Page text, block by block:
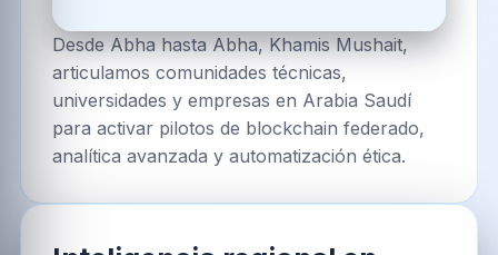
Desde Abha hasta Abha, Khamis Mushait,
articulamos comunidades técnicas,
universidades y empresas en Arabia Saudí
para activar pilotos de blockchain federado,
analítica avanzada y automatización ética.